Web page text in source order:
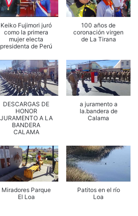
Keiko Fujimori juró
como la primera
mujer electa
presidenta de Perú
100 años de
coronación virgen
de La Tirana
DESCARGAS DE
HONOR
JURAMENTO A LA
BANDERA
CALAMA
a juramento a
la.bandera de
Calama
Miradores Parque
El Loa
Patitos en el río
Loa